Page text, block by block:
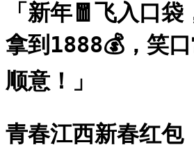
「新年🧧飞入口
拿到1888💰，笑
顺意！」
青春江西新春红包